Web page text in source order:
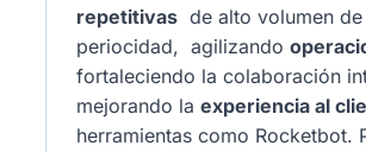
repetitivas de alto volumen
periocidad, agilizando
fortaleciendo la colaboración
mejorando la experiencia al
herramientas como Rocketbot.